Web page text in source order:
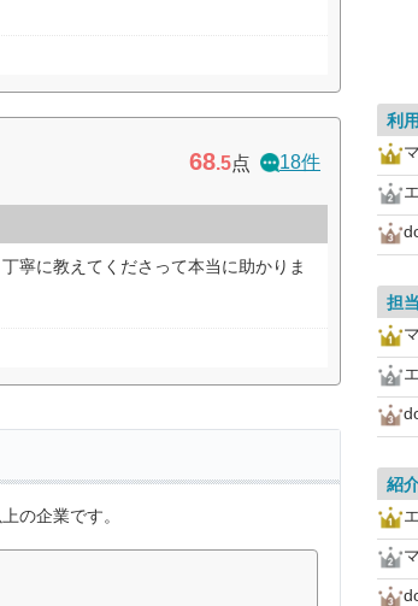
68.5点 18件
寧に教えてくださって本当に助かりま
の企業です。
利
担
紹